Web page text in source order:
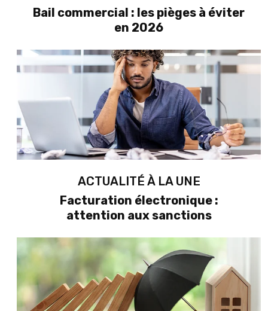
Bail commercial : les pièges à éviter
en 2026
ACTUALITÉ À LA UNE
Facturation électronique :
attention aux sanctions